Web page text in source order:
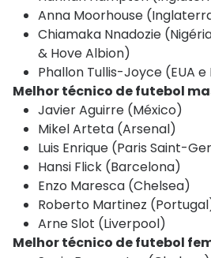
Anna Moorhouse
Chiamaka Nnadozie
& Hove Albion)
Phallon Tullis-Joyce (EUA
Melhor técnico de futebol
Javier Aguirre (México)
Mikel Arteta (Arsenal)
Luis Enrique (Paris Saint-
Hansi Flick (Barcelona)
Enzo Maresca (Chelsea)
Roberto Martinez
Arne Slot (Liverpool)
Melhor técnico de futebol